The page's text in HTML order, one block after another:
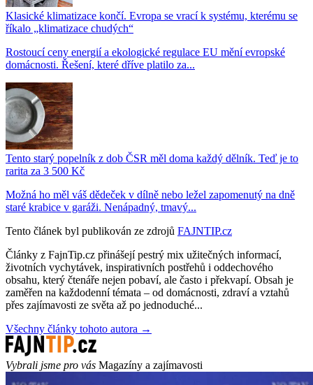
Klasické klimatizace končí. Evropa se vrací k systému, kterému se
říkalo „klimatizace chudých“
Rostoucí ceny energií a ekologické regulace EU mění evropské
domácnosti. Řešení, které dříve platilo za...
Tento starý popelník z dob ČSR měl doma každý dělník. Teď je to
rarita za 3 500 Kč
Možná ho měl váš dědeček v dílně nebo ležel zapomenutý na dně
staré krabice v garáži. Nenápadný, tmavý...
Tento článek byl publikován ze zdrojů FAJNTIP.cz
Články z FajnTip.cz přinášejí pestrý mix užitečných informací,
životních vychytávek, inspirativních postřehů i oddechového
obsahu, který čtenáře nejen pobaví, ale často i překvapí. Obsah je
zaměřen na každodenní témata – od domácnosti, zdraví a vztahů
přes zajímavosti ze světa až po jednoduché...
Všechny články tohoto autora →
Vybrali jsme pro vás Magazíny a zajímavosti